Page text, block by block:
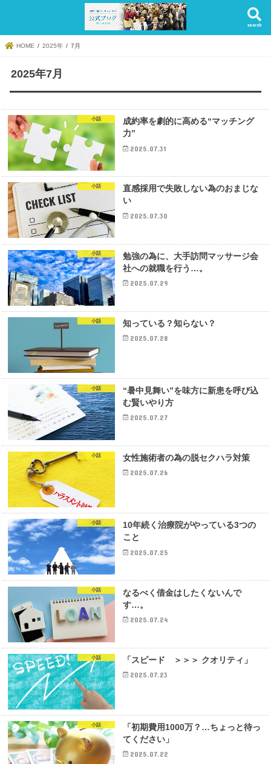
search
HOME 2025年 7月
2025年7月
小話
成約率を劇的に高める“マッチング
力”
2025.07.31
小話
直感採用で失敗しない為のおまじな
い
2025.07.30
小話
勉強の為に、大手訪問マッサージ会
社への就職を行う…。
2025.07.29
小話 知っている？知らない？
2025.07.28
小話
“暑中見舞い”を味方に新患を呼び込
む賢いやり方
2025.07.27
小話 女性施術者の為の脱セクハラ対策
2025.07.26
小話
10年続く治療院がやっている3つの
こと
2025.07.25
小話
なるべく借金はしたくないんで
す…。
2025.07.24
小話 「スピード ＞＞＞ クオリティ」
2025.07.23
小話
「初期費用1000万？…ちょっと待っ
てください」
2025.07.22